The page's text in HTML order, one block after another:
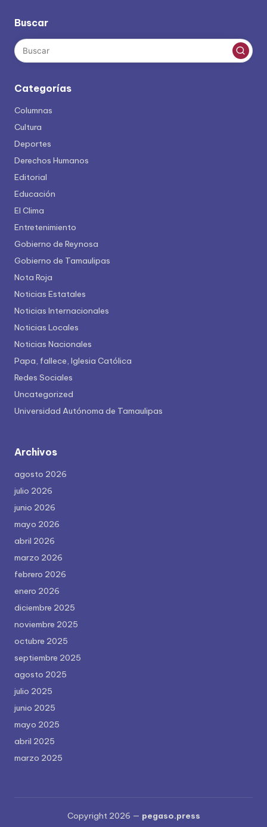
Buscar
Categorías
Columnas
Cultura
Deportes
Derechos Humanos
Editorial
Educación
El Clima
Entretenimiento
Gobierno de Reynosa
Gobierno de Tamaulipas
Nota Roja
Noticias Estatales
Noticias Internacionales
Noticias Locales
Noticias Nacionales
Papa, fallece, Iglesia Católica
Redes Sociales
Uncategorized
Universidad Autónoma de Tamaulipas
Archivos
agosto 2026
julio 2026
junio 2026
mayo 2026
abril 2026
marzo 2026
febrero 2026
enero 2026
diciembre 2025
noviembre 2025
octubre 2025
septiembre 2025
agosto 2025
julio 2025
junio 2025
mayo 2025
abril 2025
marzo 2025
Copyright 2026 — pegaso.press